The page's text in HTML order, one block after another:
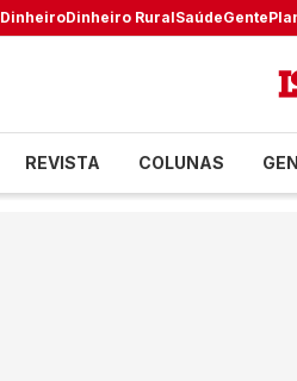
DinheiroDinheiro RuralSaúdeGente
REVISTA COLUNAS